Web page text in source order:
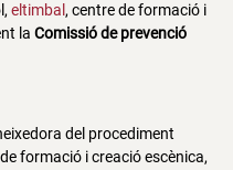
eltimbal , centre de formació i
laComissió de prevenció
del procediment
formació i creació escènica,